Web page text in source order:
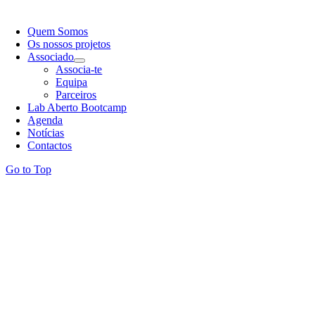
Quem Somos
Os nossos projetos
Associado
Associa-te
Equipa
Parceiros
Lab Aberto Bootcamp
Agenda
Notícias
Contactos
Go to Top